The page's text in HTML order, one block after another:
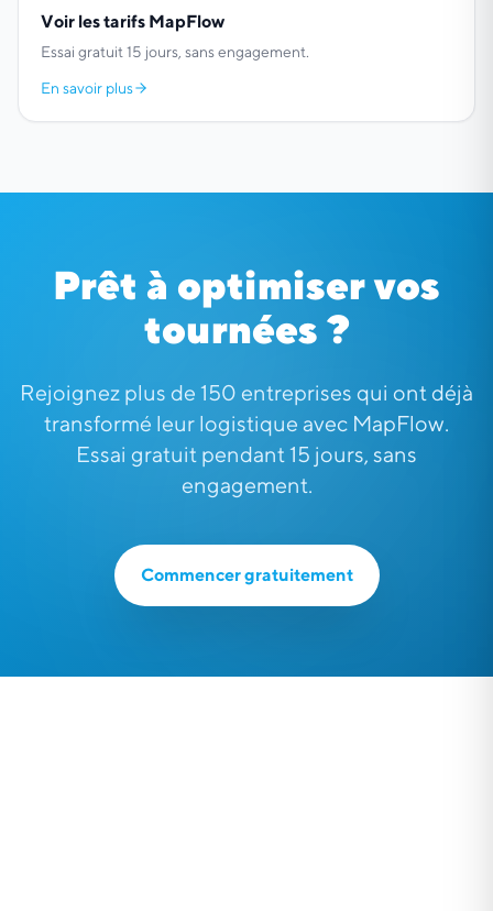
Voir les tarifs MapFlow
Essai gratuit 15 jours, sans engagement.
En savoir plus
Prêt à optimiser vos
tournées ?
Rejoignez plus de 150 entreprises qui ont déjà
transformé leur logistique avec MapFlow.
Essai gratuit pendant 15 jours, sans
engagement.
Commencer gratuitement